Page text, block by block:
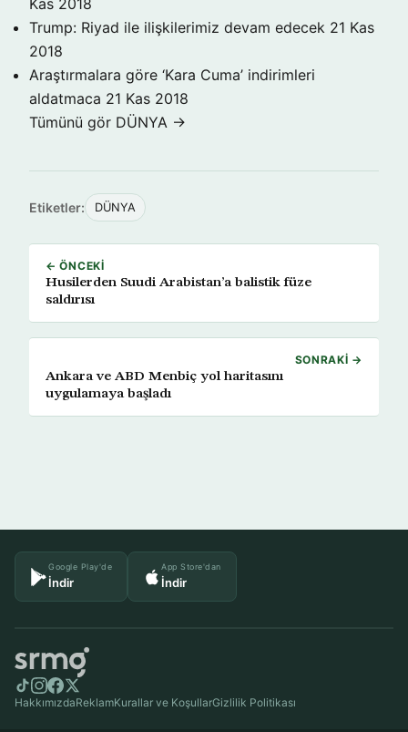
Kas 2018
Trump: Riyad ile ilişkilerimiz devam edecek 21 Kas
2018
Araştırmalara göre ‘Kara Cuma’ indirimleri
aldatmaca 21 Kas 2018
Tümünü gör DÜNYA →
Etiketler: DÜNYA
← ÖNCEKI
Husilerden Suudi Arabistan’a balistik füze
saldırısı
SONRAKI →
Ankara ve ABD Menbiç yol haritasını
uygulamaya başladı
Google Play'de
İndir
App Store'dan
İndir
HakkımızdaReklamKurallar ve KoşullarGizlilik Politikası